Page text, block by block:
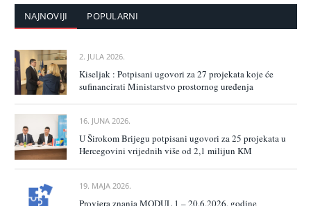
NAJNOVIJI POPULARNI
2. JULA 2026.
Kiseljak : Potpisani ugovori za 27 projekata koje će
sufinancirati Ministarstvo prostornog uređenja
16. JUNA 2026.
U Širokom Brijegu potpisani ugovori za 25 projekata u
Hercegovini vrijednih više od 2,1 milijun KM
19. MAJA 2026.
Provjera znanja MODUL 1 – 20.6.2026. godine